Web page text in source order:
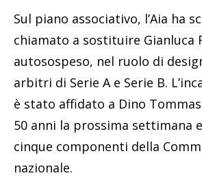
Sul piano associativo, l’Aia ha
chiamato a sostituire Gianluca
autosospeso, nel ruolo di
arbitri di Serie A e Serie B.
è stato affidato a Dino
50 anni la prossima settimana
cinque componenti della
nazionale.